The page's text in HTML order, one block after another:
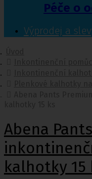
Péče o
Výprodej a
Abena
kalhotky 15